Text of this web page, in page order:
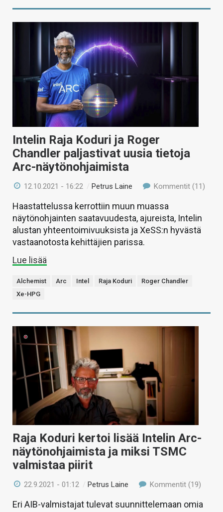
Intelin Raja Koduri ja Roger
Chandler paljastivat uusia tietoja
Arc-näytönohjaimista
12.10.2021 - 16:22 /Petrus Laine Kommentit (11)
Haastattelussa kerrottiin muun muassa
näytönohjainten saatavuudesta, ajureista, Intelin
alustan yhteentoimivuuksista ja XeSS:n hyvästä
vastaanotosta kehittäjien parissa.
Lue lisää
Alchemist Arc Intel Raja Koduri
Roger Chandler
Xe-HPG
Raja Koduri kertoi lisää Intelin Arc-
näytönohjaimista ja miksi TSMC
valmistaa piirit
22.9.2021 - 01:12 /Petrus Laine Kommentit (19)
Eri AIB-valmistajat tulevat suunnittelemaan omia